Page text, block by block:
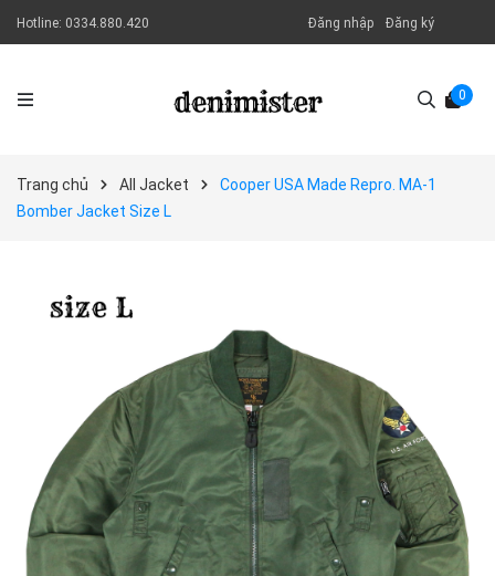
Hotline: 0334.880.420 Đăng nhập Đăng ký
0
Trang chủ All Jacket
Cooper USA Made Repro. MA-1
Bomber Jacket Size L